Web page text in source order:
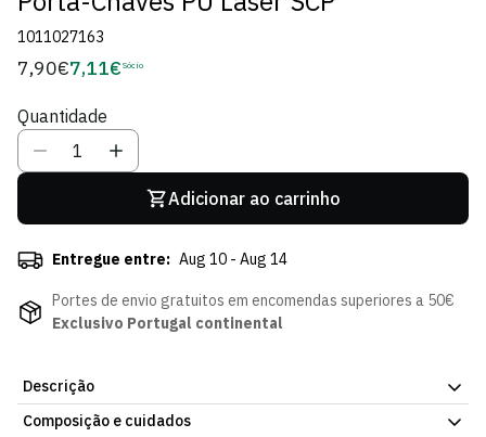
1011027163
Preço
7,90€ Preço
Sócio
7,11€ Sócio
Quantidade
Adicionar ao carrinho
Entregue entre: Aug 10 - Aug 14
Portes de envio gratuitos em encomendas superiores a 50€
Exclusivo Portugal continental
Descrição
Leva o Sporting CP sempre contigo com o Porta-Chaves PU
Composição e cuidados